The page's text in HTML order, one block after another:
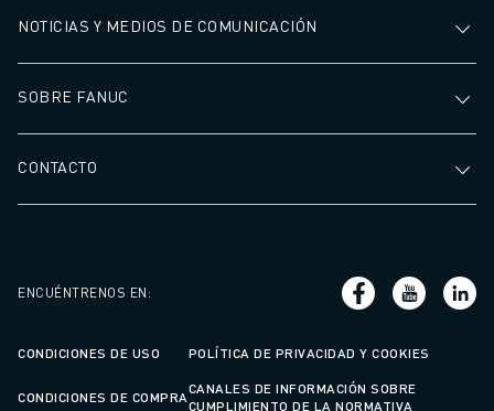
NOTICIAS Y MEDIOS DE COMUNICACIÓN
SOBRE FANUC
CONTACTO
ENCUÉNTRENOS EN :
CONDICIONES DE USO POLÍTICA DE PRIVACIDAD Y COOKIES
CONDICIONES DE COMPRA
CANALES DE INFORMACIÓN SOBRE
CUMPLIMIENTO DE LA NORMATIVA